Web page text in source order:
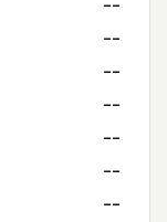
--
--
--
--
--
--